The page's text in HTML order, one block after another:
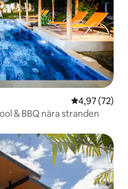
4,97 av 5 i
4,97 (72)
& BBQ nära stranden